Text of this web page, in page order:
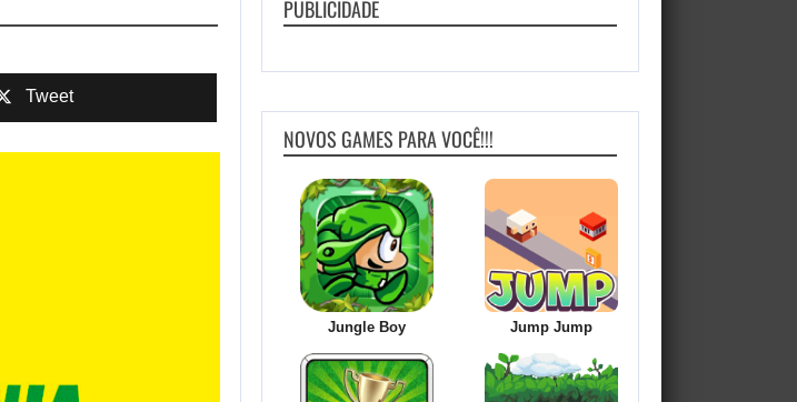
Tweet
PUBLICIDADE
NOVOS GAMES PARA VOCÊ!!!
Jungle Boy Jump Jump